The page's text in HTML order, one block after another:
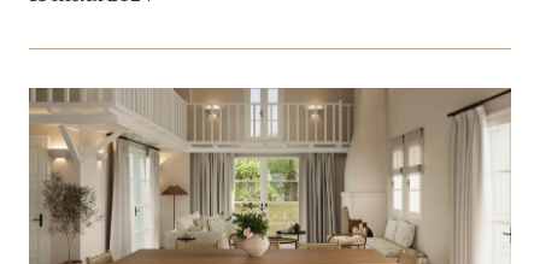
18 мая 2026
THE ST. REGIS MALDIVES VOMMULI:
МАНИФЕСТ ЭСТЕТИКИ В САМОМ СЕРДЦЕ
ОКЕАНА
Подробнее